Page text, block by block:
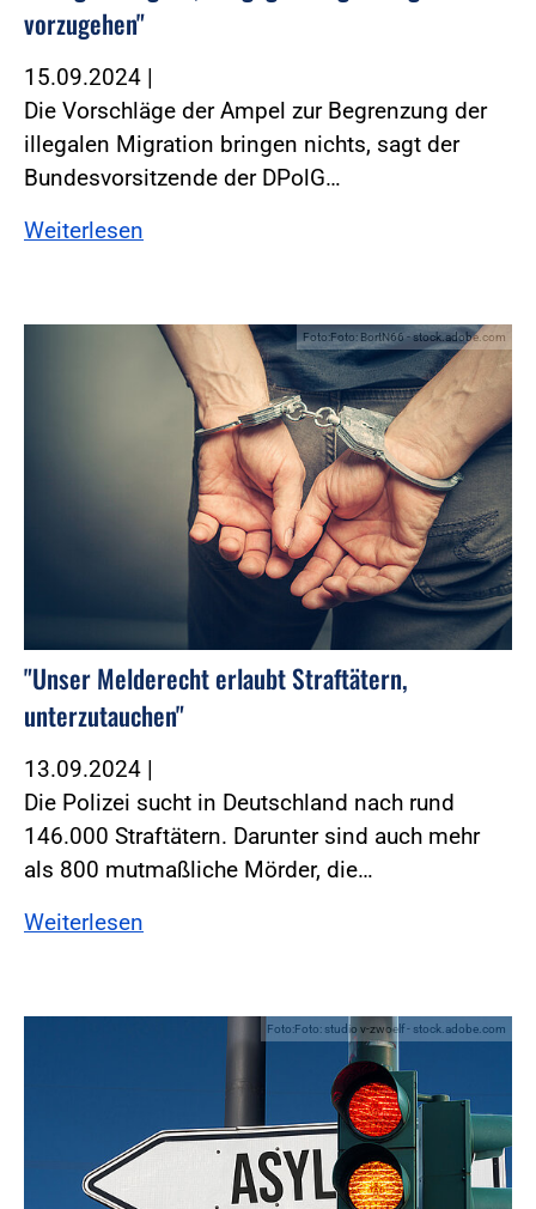
vorzugehen"
15.09.2024 |
Die Vorschläge der Ampel zur Begrenzung der
illegalen Migration bringen nichts, sagt der
Bundesvorsitzende der DPolG…
Weiterlesen
Foto:Foto: BortN66 - stock.adobe.com
"Unser Melderecht erlaubt Straftätern,
unterzutauchen"
13.09.2024 |
Die Polizei sucht in Deutschland nach rund
146.000 Straftätern. Darunter sind auch mehr
als 800 mutmaßliche Mörder, die…
Weiterlesen
Foto:Foto: studio v-zwoelf - stock.adobe.com